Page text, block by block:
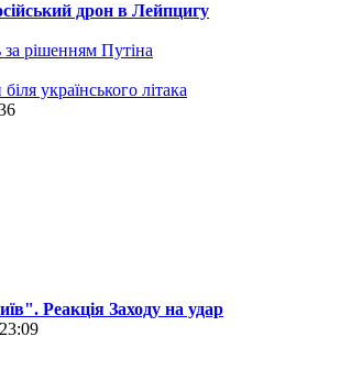
дрон в Лейпцигу
рішенням Путіна
українського літака
Реакція Заходу на удар